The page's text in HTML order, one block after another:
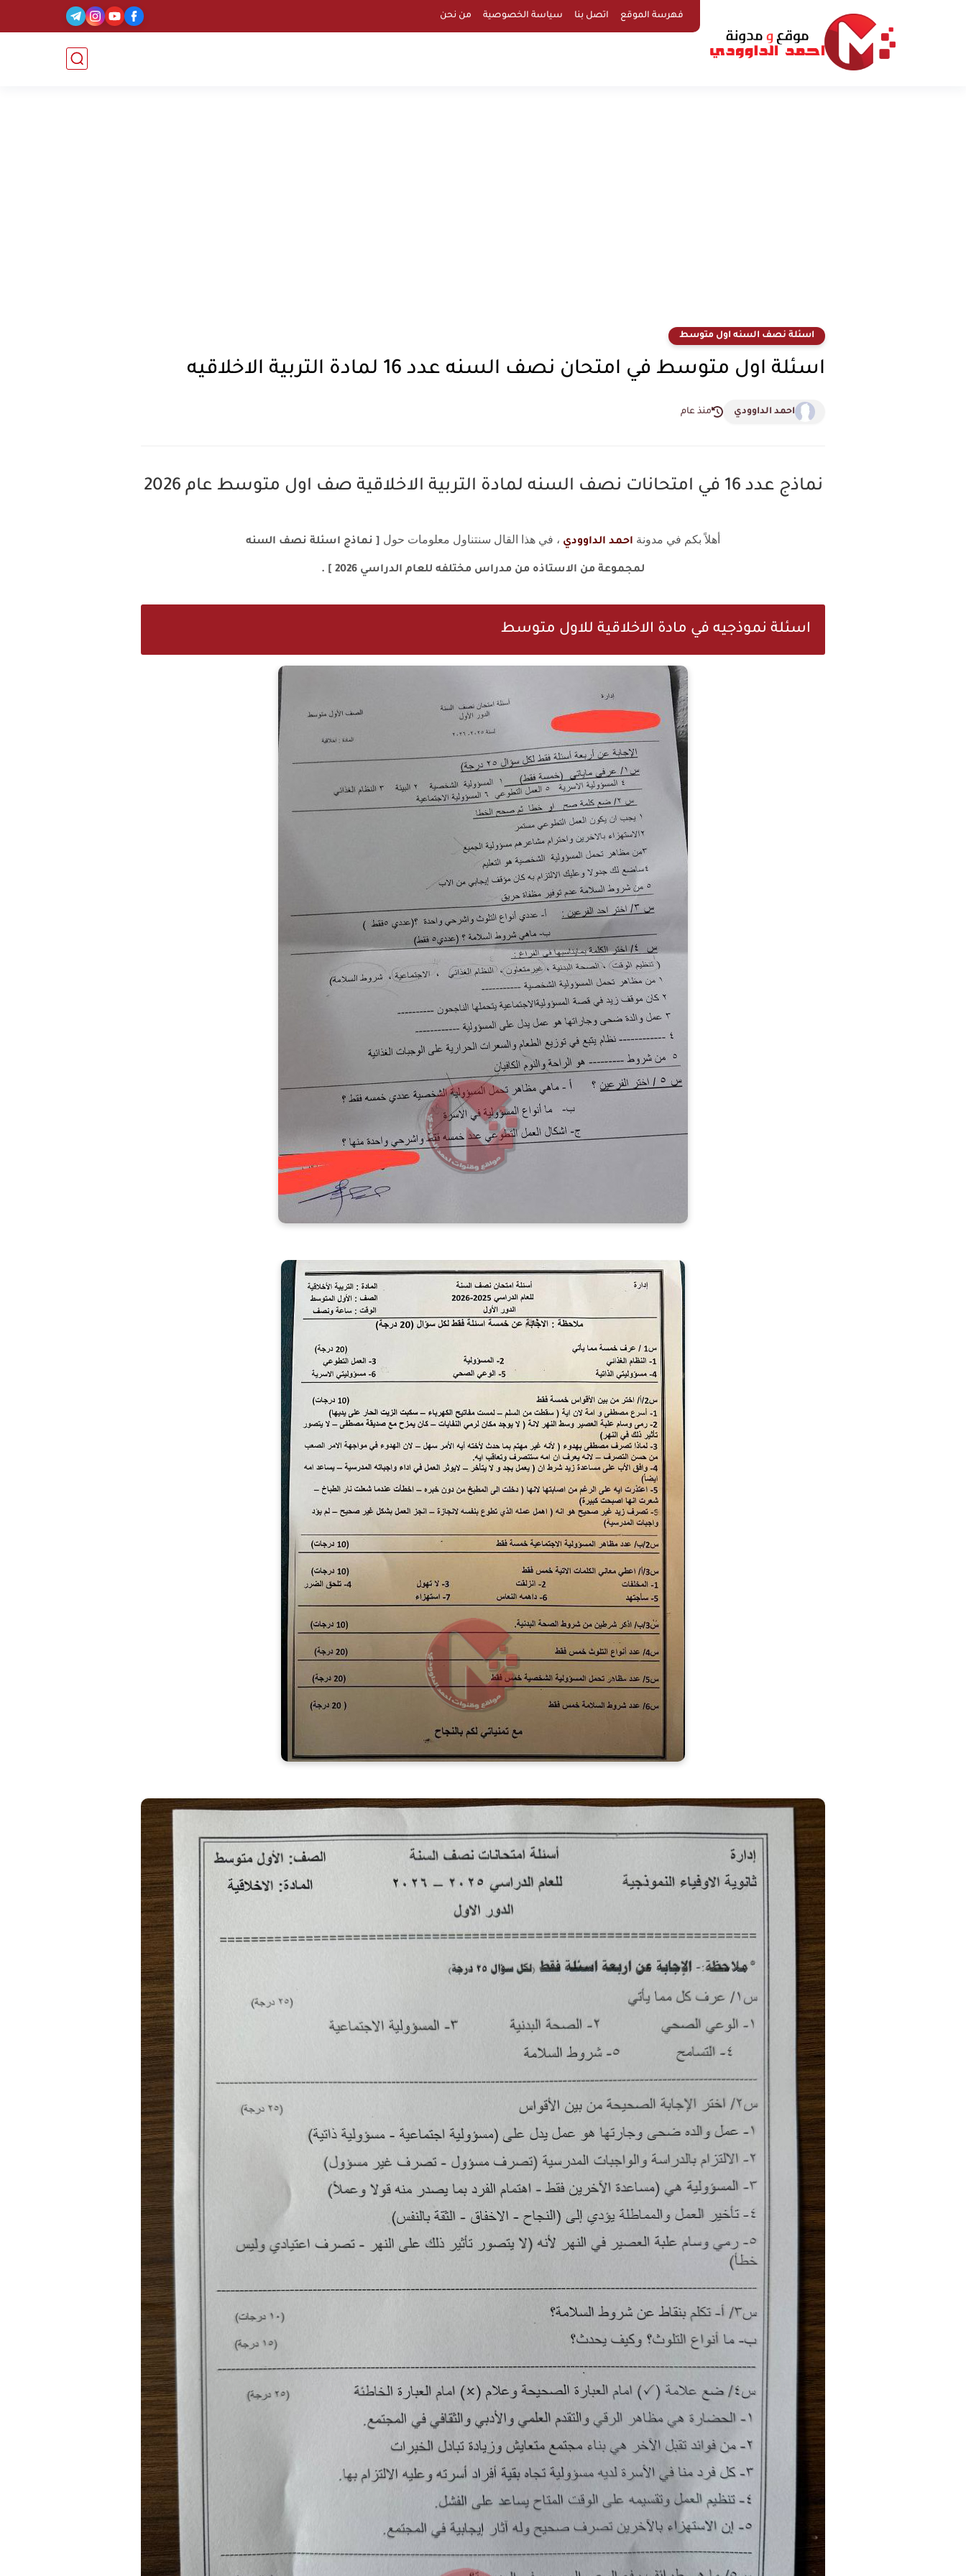
فهرسة الموقع اتصل بنا سياسة الخصوصية من نحن
اسئلة نصف السنه اول متوسط
اسئلة اول متوسط في امتحان نصف السنه عدد 16 لمادة التربية الاخلاقيه
احمد الداوودي منذ عام
نماذج عدد 16 في امتحانات نصف السنه لمادة التربية الاخلاقية صف اول متوسط عام 2026
أهلاً بكم في مدونة احمد الداوودي ، في هذا القال سنتناول معلومات حول [ نماذج اسئلة نصف السنه
لمجموعة من الاستاذه من مدراس مختلفه للعام الدراسي 2026 ] .
اسئلة نموذجيه في مادة الاخلاقية للاول متوسط